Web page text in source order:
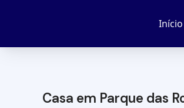
Início
Casa em Parque das